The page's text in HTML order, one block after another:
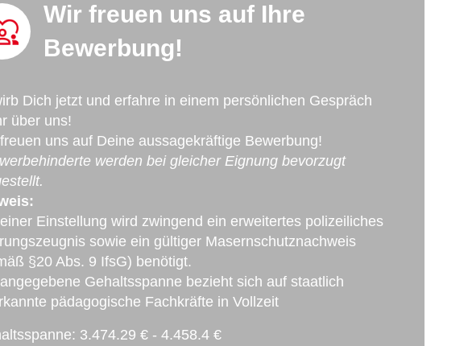
Wir freuen uns auf Ihre
Bewerbung!
Dich jetzt und erfahre in einem persönlichen Gespräch
über uns!
uns auf Deine aussagekräftige Bewerbung!
werden bei gleicher Eignung bevorzugt
Einstellung wird zwingend ein erweitertes polizeiliches
sowie ein gültiger Masernschutznachweis
§20 Abs. 9 IfsG) benötigt.
Gehaltsspanne bezieht sich auf staatlich
pädagogische Fachkräfte in Vollzeit
3.474.29 € - 4.458.4 €